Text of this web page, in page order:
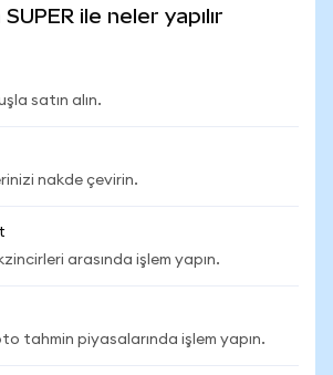
ile neler yapılır
satın alın.
nakde çevirin.
arasında işlem yapın.
tahmin piyasalarında işlem yapın.